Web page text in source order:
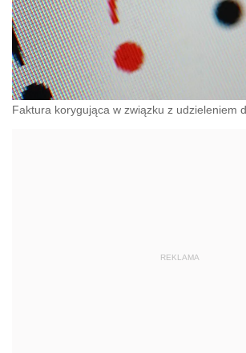
Faktura korygująca w związku z udzieleniem